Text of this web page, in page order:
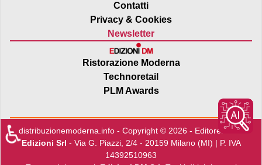
Contatti
Privacy & Cookies
Newsletter
Ristorazione Moderna
Technoretail
PLM Awards
distribuzionemoderna.info - Copyright © 2026 - Editore:Edra
Edizioni Srl - Via G. Piazzi, 2/4 - 20159 Milano (MI) | P. IVA
14392510963